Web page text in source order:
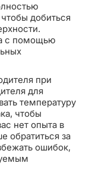
добиться
с помощью
при
для
температуру
чтобы
нет опыта в
обратиться за
ошибок,